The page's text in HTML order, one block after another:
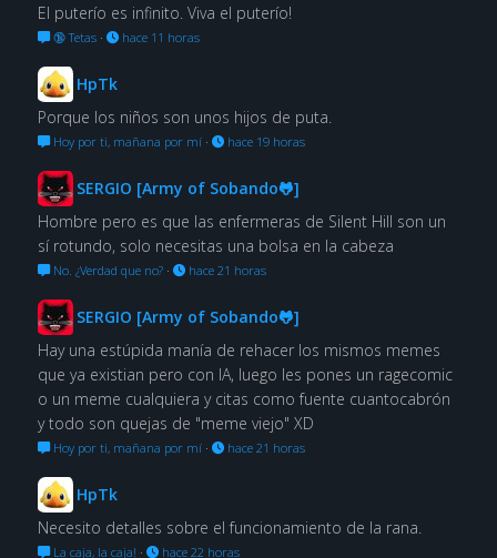
El puterío es infinito. Viva el puterío!
🔞 Tetas· hace 11 horas
HpTk
Porque los niños son unos hijos de puta.
Hoy por ti, mañana por mí· hace 19 horas
SERGIO [Army of Sobando🐸]
Hombre pero es que las enfermeras de Silent Hill son un
sí rotundo, solo necesitas una bolsa en la cabeza
No. ¿Verdad que no?· hace 21 horas
SERGIO [Army of Sobando🐸]
Hay una estúpida manía de rehacer los mismos memes
que ya existian pero con IA, luego les pones un ragecomic
o un meme cualquiera y citas como fuente cuantocabrón
y todo son quejas de "meme viejo" XD
Hoy por ti, mañana por mí· hace 21 horas
HpTk
Necesito detalles sobre el funcionamiento de la rana.
La caja, la caja! · hace 22 horas